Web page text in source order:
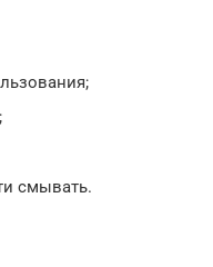
смывать.